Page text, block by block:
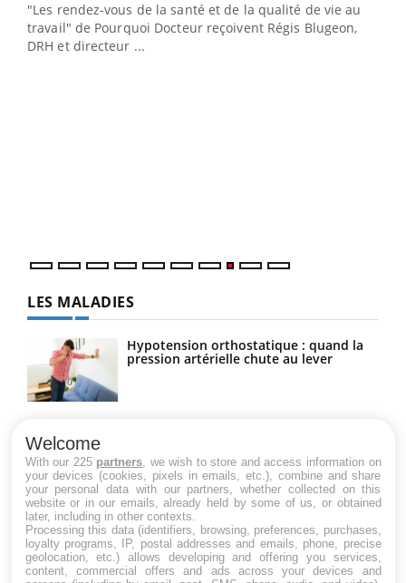
"Les rendez-vous de la santé et de la qualité de vie au
travail" de Pourquoi Docteur reçoivent Régis Blugeon,
DRH et directeur ...
LES MALADIES
Hypotension orthostatique : quand la
pression artérielle chute au lever
Maladie de Charcot (Sclérose latérale
amyotrophique)
Welcome
With our 225 partners , we wish to store and access information on
your devices (cookies, pixels in emails, etc.), combine and share
your personal data with our partners, whether collected on this
website or in our emails, already held by some of us, or obtained
later, including in other contexts.
Processing this data (identifiers, browsing, preferences, purchases,
loyalty programs, IP, postal addresses and emails, phone, precise
geolocation, etc.) allows developing and offering you services,
content, commercial offers and ads across your devices and